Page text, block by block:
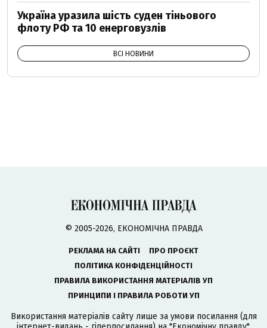
Україна уразила шість суден тіньового
флоту РФ та 10 енерговузлів
ВСІ НОВИНИ
© 2005-2026, ЕКОНОМІЧНА ПРАВДА
РЕКЛАМА НА САЙТІ
ПРО ПРОЄКТ
ПОЛІТИКА КОНФІДЕНЦІЙНОСТІ
ПРАВИЛА ВИКОРИСТАННЯ МАТЕРІАЛІВ УП
ПРИНЦИПИ І ПРАВИЛА РОБОТИ УП
Використання матеріалів сайту лише за умови посилання (для